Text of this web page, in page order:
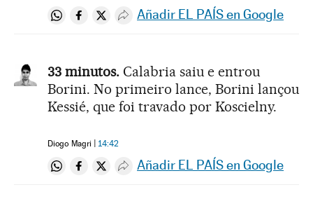
Compartir en Whatsapp
Compartir en Facebook
Compartir en Twitter
Desplegar Redes Sociales
Añadir EL PAÍS en Google
33 minutos. Calabria saiu e entrou
Borini. No primeiro lance, Borini lançou
Kessié, que foi travado por Koscielny.
Diogo Magri 14:42
Compartir en Whatsapp
Compartir en Facebook
Compartir en Twitter
Desplegar Redes Sociales
Añadir EL PAÍS en Google